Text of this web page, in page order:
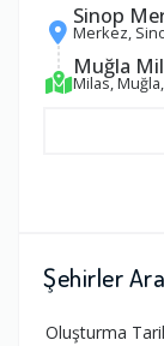
Sinop
Merkez,
Muğla
Milas,
Şehirler
Oluşturma